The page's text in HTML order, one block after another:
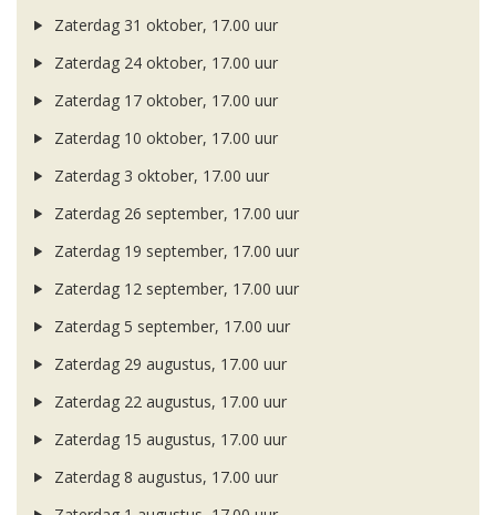
Zaterdag 31 oktober, 17.00 uur
Zaterdag 24 oktober, 17.00 uur
Zaterdag 17 oktober, 17.00 uur
Zaterdag 10 oktober, 17.00 uur
Zaterdag 3 oktober, 17.00 uur
Zaterdag 26 september, 17.00 uur
Zaterdag 19 september, 17.00 uur
Zaterdag 12 september, 17.00 uur
Zaterdag 5 september, 17.00 uur
Zaterdag 29 augustus, 17.00 uur
Zaterdag 22 augustus, 17.00 uur
Zaterdag 15 augustus, 17.00 uur
Zaterdag 8 augustus, 17.00 uur